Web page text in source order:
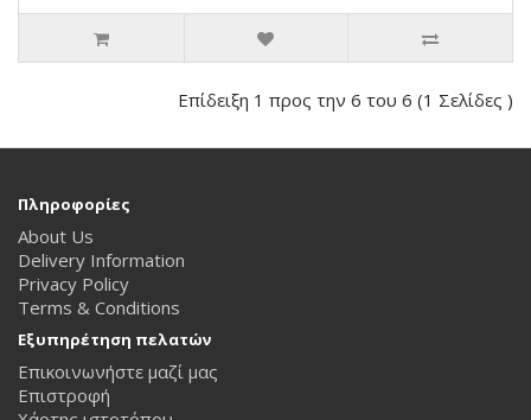
Επίδειξη 1 προς την 6 του 6 (1 Σελίδες )
Πληροφορίες
About Us
Delivery Information
Privacy Policy
Terms & Conditions
Εξυπηρέτηση πελατών
Επικοινωνήστε μαζί μας
Επιστροφή